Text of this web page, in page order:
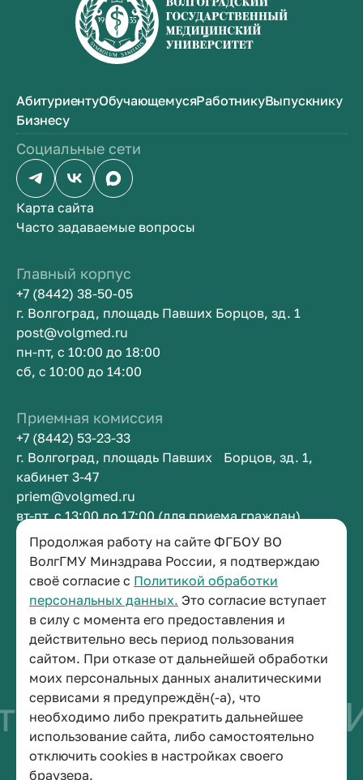
Продолжая работу на сайте ФГБОУ ВО
ВолгГМУ Минздрава России, я подтверждаю
своё согласие с Политикой обработки
персональных данных. Это согласие вступает
в силу с момента его предоставления и
действительно весь период пользования
сайтом. При отказе от дальнейшей обработки
моих персональных данных аналитическими
сервисами я предупреждён(-а), что
необходимо либо прекратить дальнейшее
использование сайта, либо самостоятельно
отключить cookies в настройках своего
браузера.
АбитуриентуОбучающемусяРаботникуВыпускнику
Бизнесу
Социальные сети
Карта сайта
Часто задаваемые вопросы
Главный корпус
+7 (8442) 38-50-05
г. Волгоград, площадь Павших Борцов, зд. 1
post@volgmed.ru
пн-пт, с 10:00 до 18:00
сб, с 10:00 до 14:00
Приемная комиссия
+7 (8442) 53-23-33
г. Волгоград, площадь Павших Борцов, зд. 1,
кабинет 3-47
priem@volgmed.ru
вт-пт, с 13:00 до 17:00 (для приема граждан)
Приемная ректора
+7 (8442) 38-50-05
г. Волгоград, площадь Павших Борцов, зд. 1,
кабинет 3-11
post@volgmed.ru
пн-пт, с 08.30 до 17.00 (перерыв с 12.30 до 13.00)
быть врачом
© 2026 Волгоградский государственный медицинский университет